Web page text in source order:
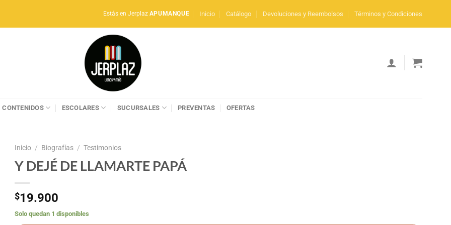
Estás en Jerplaz APUMANQUE Inicio Catálogo Devoluciones y Reembolsos Términos y Condiciones
CONTENIDOS ESCOLARES SUCURSALES PREVENTAS OFERTAS
Inicio / Biografías / Testimonios
Y DEJÉ DE LLAMARTE PAPÁ
$19.900
Solo quedan 1 disponibles